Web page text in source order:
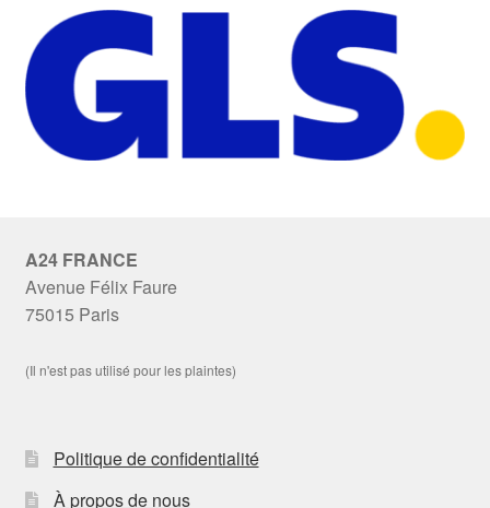
A24 FRANCE
Avenue Félix Faure
75015 Paris
(Il n'est pas utilisé pour les plaintes)
Politique de confidentialité
À propos de nous